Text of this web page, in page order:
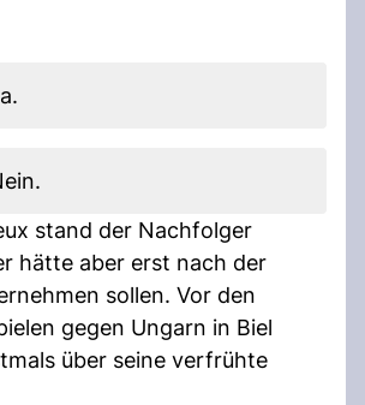
stand der Nachfolger
hätte aber erst nach der
sollen. Vor den
gegen Ungarn in Biel
über seine verfrühte